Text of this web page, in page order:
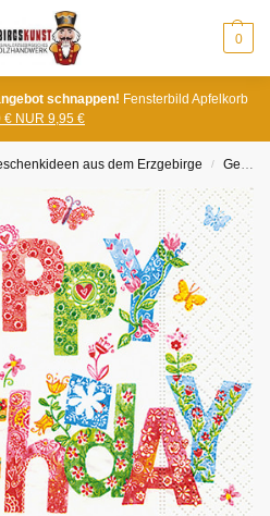
0
schnappen! Fensterbild Apfelkorb
€ NUR 9,95 €
aus dem Erzgebirge / Geburtstage